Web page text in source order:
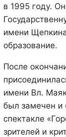
в 1995 году.
имени
образование.
После
имени Вл.
был замечен и
спектакле
зрителей и